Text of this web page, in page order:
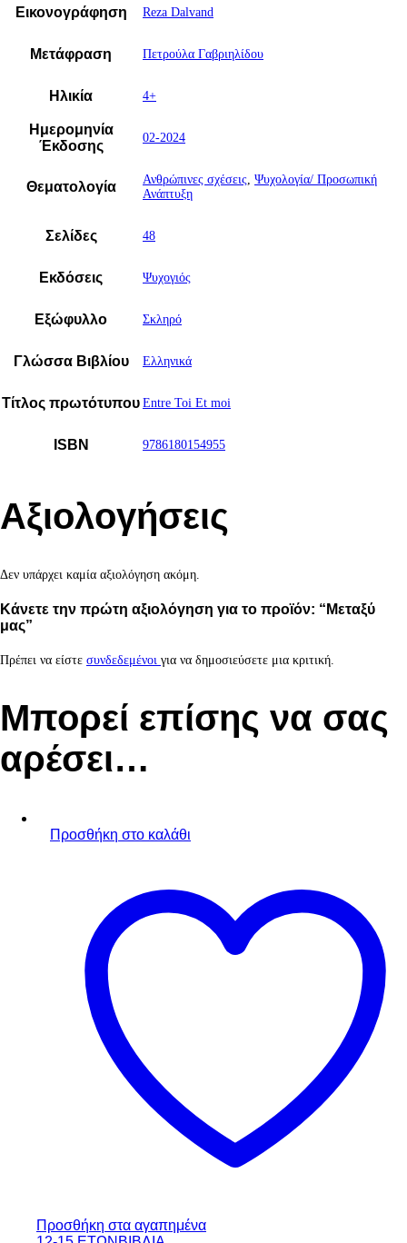
Εικονογράφηση Reza Dalvand
Μετάφραση Πετρούλα Γαβριηλίδου
Ηλικία 4+
Ημερομηνία
Έκδοσης
02-2024
Θεματολογία Ανθρώπινες σχέσεις, Ψυχολογία/ Προσωπική
Ανάπτυξη
Σελίδες 48
Εκδόσεις Ψυχογιός
Εξώφυλλο Σκληρό
Γλώσσα Βιβλίου Ελληνικά
Τίτλος πρωτότυπου Entre Toi Et moi
ISBN 9786180154955
Αξιολογήσεις
Δεν υπάρχει καμία αξιολόγηση ακόμη.
Κάνετε την πρώτη αξιολόγηση για το προϊόν: “Μεταξύ
μας”
Πρέπει να είστε συνδεδεμένοι για να δημοσιεύσετε μια κριτική.
Μπορεί επίσης να σας
αρέσει…
Προσθήκη στο καλάθι
Προσθήκη στα αγαπημένα